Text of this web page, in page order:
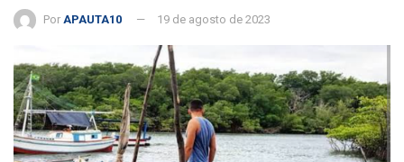
Por APAUTA10 19 de agosto de 2023